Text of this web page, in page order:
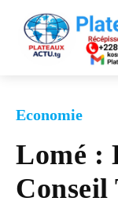
Economie
Lomé :
Conseil